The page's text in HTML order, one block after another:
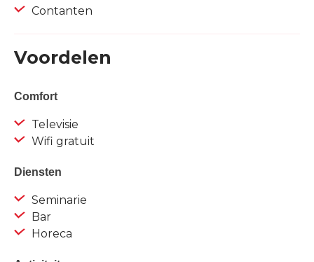
Contanten
Voordelen
Comfort
Televisie
Wifi gratuit
Diensten
Seminarie
Bar
Horeca